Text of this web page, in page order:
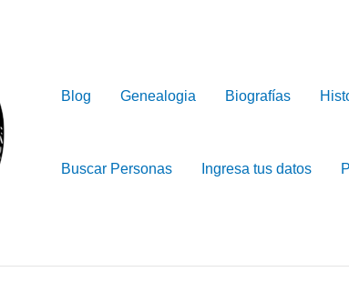
Blog Genealogia Biografías
Buscar Personas Ingresa tus datos